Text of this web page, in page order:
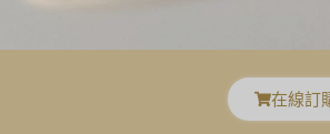
在線訂